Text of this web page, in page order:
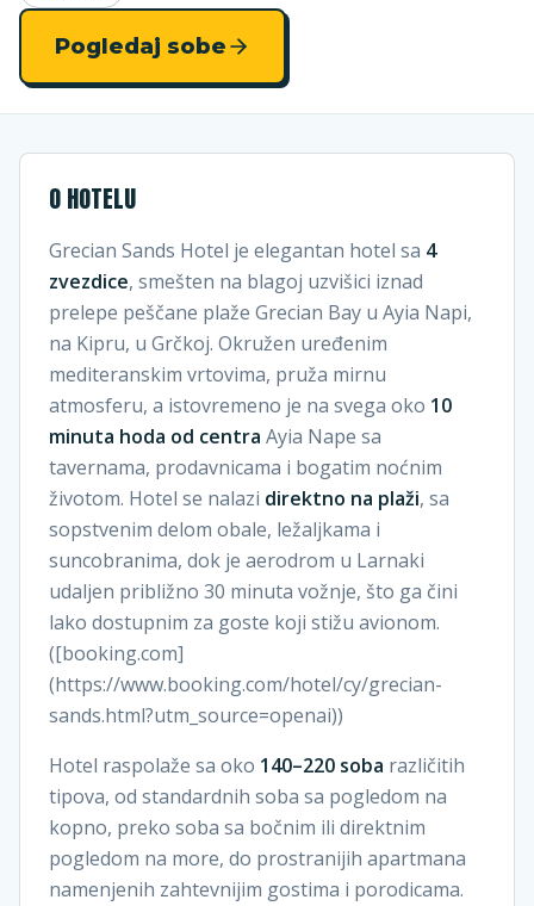
Pogledaj sobe
O HOTELU
Grecian Sands Hotel je elegantan hotel sa 4
zvezdice, smešten na blagoj uzvišici iznad
prelepe peščane plaže Grecian Bay u Ayia Napi,
na Kipru, u Grčkoj. Okružen uređenim
mediteranskim vrtovima, pruža mirnu
atmosferu, a istovremeno je na svega oko 10
minuta hoda od centra Ayia Nape sa
tavernama, prodavnicama i bogatim noćnim
životom. Hotel se nalazi direktno na plaži, sa
sopstvenim delom obale, ležaljkama i
suncobranima, dok je aerodrom u Larnaki
udaljen približno 30 minuta vožnje, što ga čini
lako dostupnim za goste koji stižu avionom.
([booking.com]
(https://www.booking.com/hotel/cy/grecian-
sands.html?utm_source=openai))
Hotel raspolaže sa oko 140–220 soba različitih
tipova, od standardnih soba sa pogledom na
kopno, preko soba sa bočnim ili direktnim
pogledom na more, do prostranijih apartmana
namenjenih zahtevnijim gostima i porodicama.